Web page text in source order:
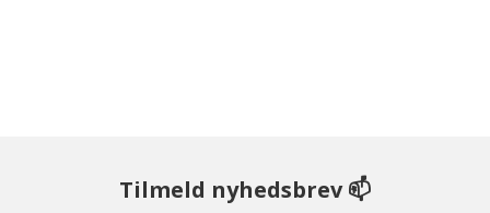
Tilmeld nyhedsbrev 📫